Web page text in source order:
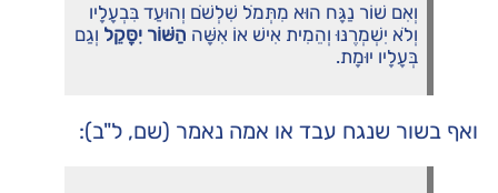
וְאִם שׁוֹר נַגָּח הוּא מִתְּמֹל שִׁלְשֹׁם וְהוּעַד בִּבְעָלָיו
וְלֹא יִשְׁמְרֶנּוּ וְהֵמִית אִישׁ אוֹ אִשָּׁה הַשּׁוֹר יִסָּקֵל וְגַם
בְּעָלָיו יוּמָת.
ואף בשור שנגח עבד או אמה נאמר (שם, ל"ב):